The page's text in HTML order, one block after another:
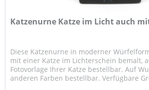
Katzenurne Katze im Licht auch
Diese Katzenurne in moderner
mit einer Katze im Lichterschein bemalt,
Fotovorlage Ihrer Katze bestellbar. Auf
anderen Farben bestellbar. Verfügbare